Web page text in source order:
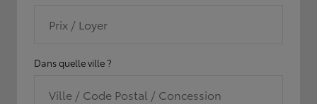
Prix / Loyer
Dans quelle ville ?
Ville / Code Postal / Concession